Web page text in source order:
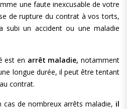
une faute inexcusable de votre
de rupture du contrat à vos torts,
subi un accident ou une maladie
est en arrêt maladie, notamment
longue durée, il peut être tentant
contrat.
de nombreux arrêts maladie, il